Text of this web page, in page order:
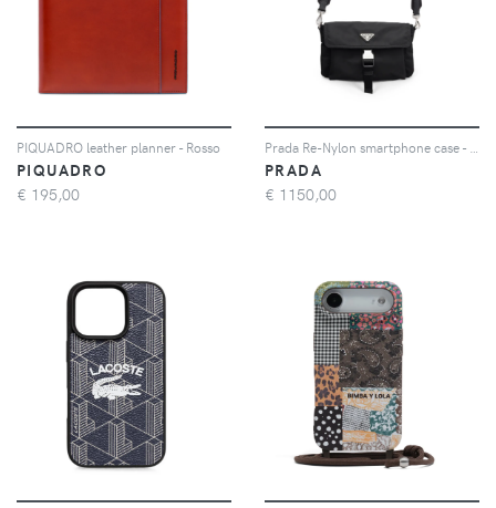
PIQUADRO leather planner - Rosso
PIQUADRO
€ 195,00
PRADA
€ 1150,00